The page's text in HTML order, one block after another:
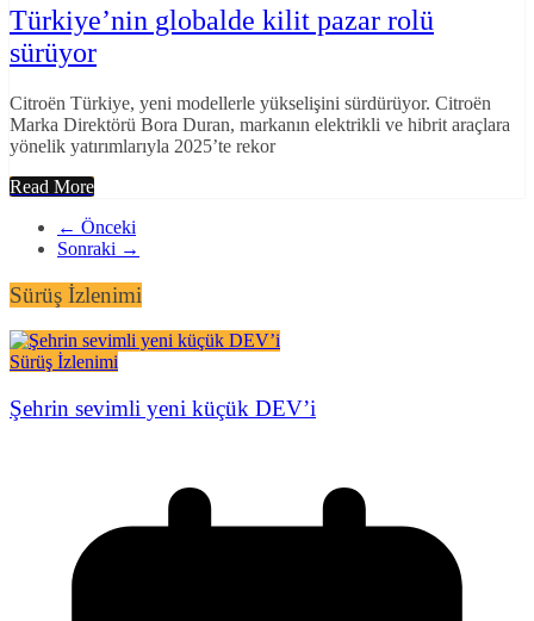
Türkiye’nin globalde kilit pazar rolü
sürüyor
Citroën Türkiye, yeni modellerle yükselişini sürdürüyor. Citroën
Marka Direktörü Bora Duran, markanın elektrikli ve hibrit araçlara
yönelik yatırımlarıyla 2025’te rekor
Read More
← Önceki
Sonraki →
Sürüş İzlenimi
Sürüş İzlenimi
Şehrin sevimli yeni küçük DEV’i